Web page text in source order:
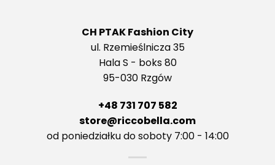
CH PTAK Fashion City
ul. Rzemieślnicza 35
Hala S - boks 80
95-030 Rzgów
+48 731 707 582
store@riccobella.com
od poniedziałku do soboty 7:00 - 14:00